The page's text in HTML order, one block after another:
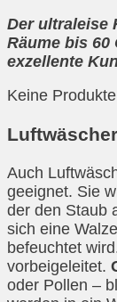
Der ultraleise
Räume bis 60
exzellente
Keine
Luftwäscher
Auch
geeignet. Sie
der den Staub
sich eine
befeuchtet
vorbeigeleitet.
oder Pollen –